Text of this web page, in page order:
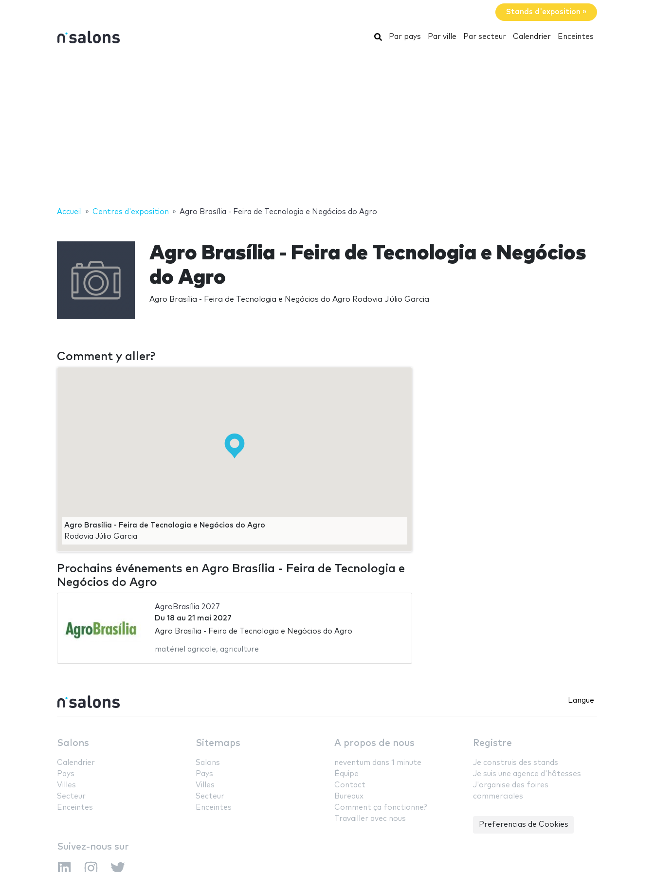
Stands d'exposition »
Rechercher
Par pays Par ville Par secteur Calendrier Enceintes
Accueil Centres d'exposition Agro Brasília - Feira de Tecnologia e Negócios do Agro
Agro Brasília - Feira de Tecnologia e Negócios
do Agro
Agro Brasília - Feira de Tecnologia e Negócios do Agro Rodovia Júlio Garcia
Comment y aller?
Agro Brasília - Feira de Tecnologia e Negócios do Agro
Rodovia Júlio Garcia
Prochains événements en Agro Brasília - Feira de Tecnologia e
Negócios do Agro
AgroBrasília 2027
Du 18 au 21 mai 2027
Agro Brasília - Feira de Tecnologia e Negócios do Agro
matériel agricole, agriculture
Langue
Salons
Calendrier
Pays
Villes
Secteur
Enceintes
Sitemaps
Salons
Pays
Villes
Secteur
Enceintes
A propos de nous
neventum dans 1 minute
Équipe
Contact
Bureaux
Comment ça fonctionne?
Travailler avec nous
Registre
Je construis des stands
Je suis une agence d'hôtesses
J'organise des foires
commerciales
Preferencias de Cookies
Suivez-nous sur